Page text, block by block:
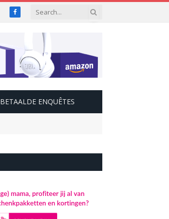
Facebook
BETAALDE ENQUÊTES